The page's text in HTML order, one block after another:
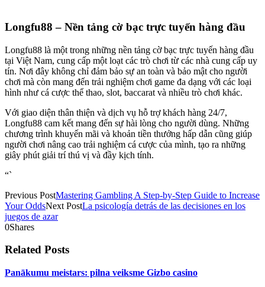
Longfu88 – Nền tảng cờ bạc trực tuyến hàng đầu
Longfu88 là một trong những nền tảng cờ bạc trực tuyến hàng đầu
tại Việt Nam, cung cấp một loạt các trò chơi từ các nhà cung cấp uy
tín. Nơi đây không chỉ đảm bảo sự an toàn và bảo mật cho người
chơi mà còn mang đến trải nghiệm chơi game đa dạng với các loại
hình như cá cược thể thao, slot, baccarat và nhiều trò chơi khác.
Với giao diện thân thiện và dịch vụ hỗ trợ khách hàng 24/7,
Longfu88 cam kết mang đến sự hài lòng cho người dùng. Những
chương trình khuyến mãi và khoản tiền thưởng hấp dẫn cũng giúp
người chơi nâng cao trải nghiệm cá cược của mình, tạo ra những
giây phút giải trí thú vị và đầy kịch tính.
“`
Previous PostMastering Gambling A Step-by-Step Guide to Increase
Your OddsNext PostLa psicología detrás de las decisiones en los
juegos de azar
0Shares
Related Posts
Panākumu meistars: pilna veiksme Gizbo casino